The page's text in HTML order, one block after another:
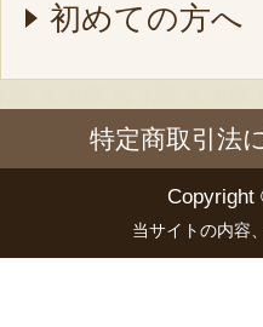
初めての方へ
特定商取引法
Copyright
当サイトの内容